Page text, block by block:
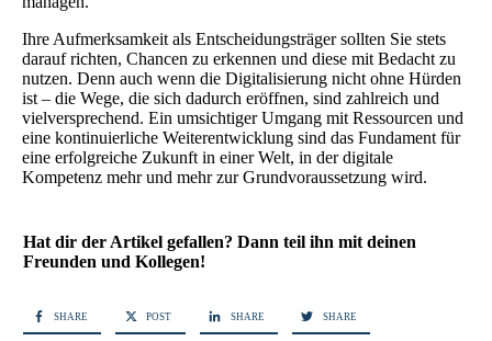
Ihre Aufmerksamkeit als Entscheidungsträger sollten Sie stets
darauf richten, Chancen zu erkennen und diese mit Bedacht zu
nutzen. Denn auch wenn die Digitalisierung nicht ohne Hürden
ist – die Wege, die sich dadurch eröffnen, sind zahlreich und
vielversprechend. Ein umsichtiger Umgang mit Ressourcen und
eine kontinuierliche Weiterentwicklung sind das Fundament für
eine erfolgreiche Zukunft in einer Welt, in der digitale
Kompetenz mehr und mehr zur Grundvoraussetzung wird.
Hat dir der Artikel gefallen? Dann teil ihn mit deinen
Freunden und Kollegen!
SHARE POST SHARE SHARE